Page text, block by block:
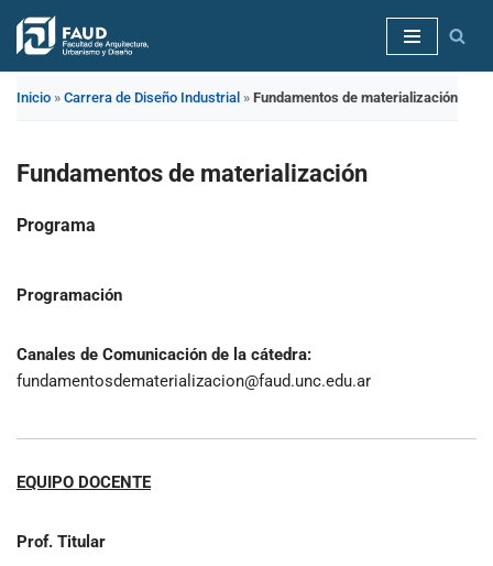
Saltar
Inicio » Carrera de Diseño Industrial » Fundamentos de materialización
Fundamentos de materialización
Programa
Programación
Canales de Comunicación de la cátedra:
fundamentosdematerializacion@faud.unc.edu.ar
EQUIPO DOCENTE
Prof. Titular